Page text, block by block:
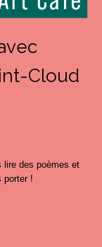
Cloud
lire des poèmes et
porter !